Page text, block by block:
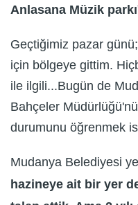
Anlasana Müzik parkı
Geçtiğimiz pazar
için bölgeye gittim.
ile ilgili...Bugün de
Bahçeler
durumunu öğrenmek
Mudanya Belediyesi
hazineye ait bir yer